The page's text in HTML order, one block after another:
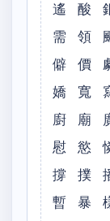
遙 酸
需 領
僻 價
嬌 寬
廚 廟
慰 慾
撐 撲
暫 暴